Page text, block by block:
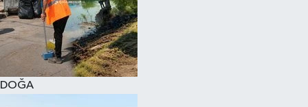
DOĞA